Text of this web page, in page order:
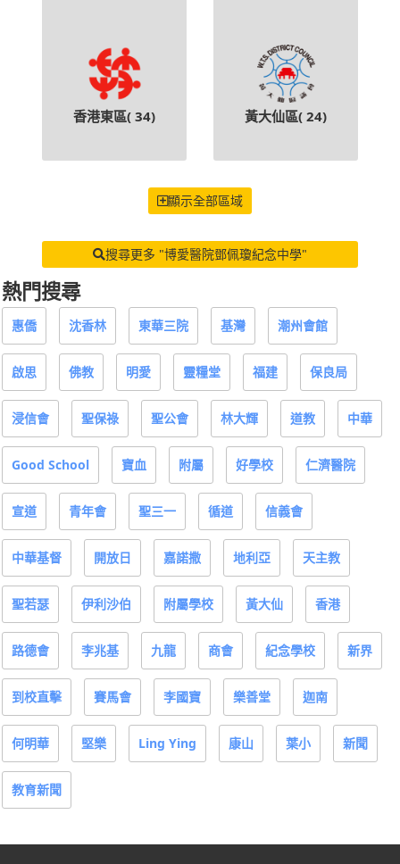
香港東區( 34) 黃大仙區( 24)
顯示全部區域
搜尋更多 "博愛醫院鄧佩瓊紀念中學"
熱門搜尋
惠僑 沈香林 東華三院 基灣 潮州會館
啟思 佛教 明愛 靈糧堂 福建 保良局
浸信會 聖保祿 聖公會 林大輝 道教 中華
Good School 寶血 附屬 好學校 仁濟醫院
宣道 青年會 聖三一 循道 信義會
中華基督 開放日 嘉諾撒 地利亞 天主教
聖若瑟 伊利沙伯 附屬學校 黃大仙 香港
路德會 李兆基 九龍 商會 紀念學校 新界
到校直擊 賽馬會 李國寶 樂善堂 迦南
何明華 堅樂 Ling Ying 康山 葉小 新聞
教育新聞